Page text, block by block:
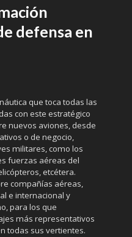
defensa en
que toca todas las
con este estratégico
nuevos aviones, desde
o de negocio,
militares, como los
fuerzas aéreas del
etcétera.
compañías aéreas,
e internacional y
para los que
más representativos
todas sus vertientes.